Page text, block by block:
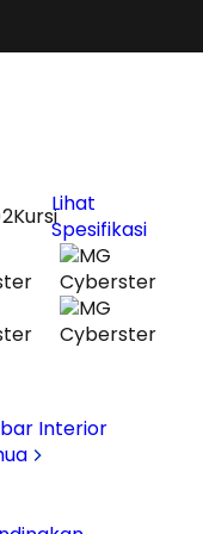
2KursiLihat
Spesifikasi
Interior